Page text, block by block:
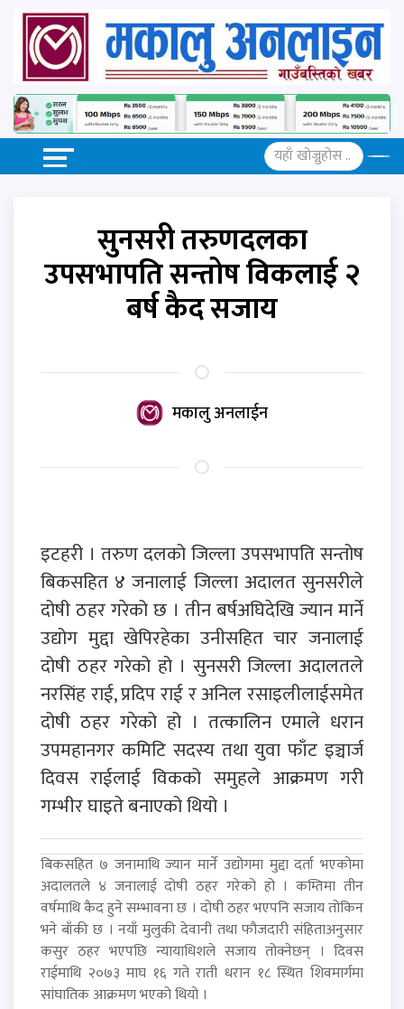
सुनसरी तरुणदलका
उपसभापति सन्तोष विकलाई २
बर्ष कैद सजाय
मकालु अनलाईन
इटहरी । तरुण दलको जिल्ला उपसभापति सन्तोष
बिकसहित ४ जनालाई जिल्ला अदालत सुनसरीले
दोषी ठहर गरेको छ । तीन बर्षअघिदेखि ज्यान मार्ने
उद्योग मुद्दा खेपिरहेका उनीसहित चार जनालाई
दोषी ठहर गरेको हो । सुनसरी जिल्ला अदालतले
नरसिंह राई, प्रदिप राई र अनिल रसाइलीलाईसमेत
दोषी ठहर गरेको हो । तत्कालिन एमाले धरान
उपमहानगर कमिटि सदस्य तथा युवा फाँट इञ्चार्ज
दिवस राईलाई विकको समुहले आक्रमण गरी
गम्भीर घाइते बनाएको थियो ।
बिकसहित ७ जनामाथि ज्यान मार्ने उद्योगमा मुद्दा दर्ता भएकोमा
अदालतले ४ जनालाई दोषी ठहर गरेको हो । कम्तिमा तीन
वर्षमाथि कैद हुने सम्भावना छ । दोषी ठहर भएपनि सजाय तोकिन
भने बाँकी छ । नयाँ मुलुकी देवानी तथा फौजदारी संहिताअनुसार
कसुर ठहर भएपछि न्यायाधिशले सजाय तोक्नेछन् । दिवस
राईमाथि २०७३ माघ १६ गते राती धरान १८ स्थित शिवमार्गमा
सांघातिक आक्रमण भएको थियो ।